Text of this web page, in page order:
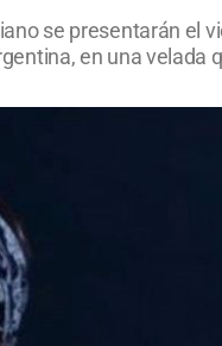
se presentarán el
en una